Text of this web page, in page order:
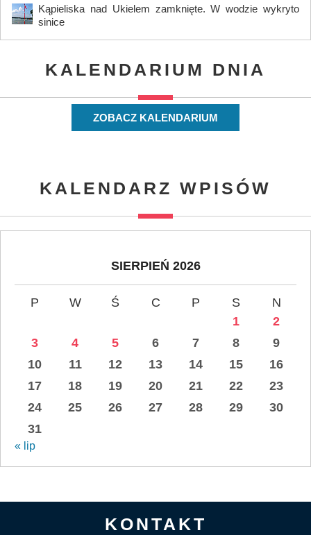
Kąpieliska nad Ukielem zamknięte. W wodzie wykryto
sinice
KALENDARIUM DNIA
ZOBACZ KALENDARIUM
KALENDARZ WPISÓW
SIERPIEŃ 2026
P W Ś C P S
N
1
2
3
4 5 6 7 8
9
10
11 12 13 14 15
16
17
18 19 20 21 22
23
24
25 26 27 28 29
30
31
« lip
KONTAKT